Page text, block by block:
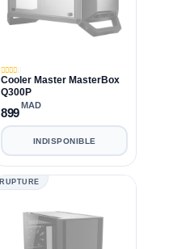
Cooler Master MasterBox
Q300P
899
MAD
INDISPONIBLE
RUPTURE